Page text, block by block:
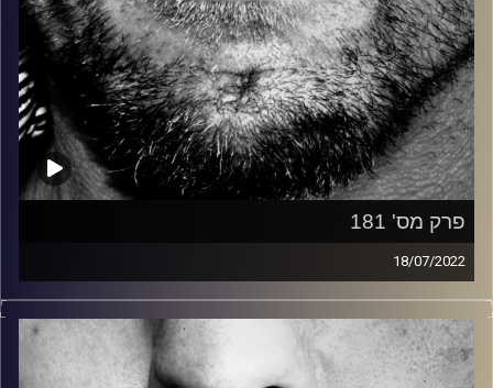
פרק מס' 181
18/07/2022
זיפים, מוזיקה מחוספסת של הופעות חיות. הרבה ג'אם, רוק,
בלוז, bluegrass, ג'אז, Fאנק, פרוגרסיב ואפילו אלקטרוניקה.
כל מה שחי, אמיתי ונושם.
עם שמוליק רגב.